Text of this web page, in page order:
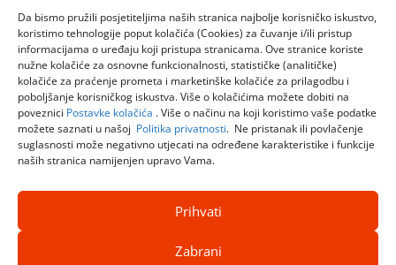
Da bismo pružili posjetiteljima naših stranica najbolje korisničko iskustvo,
koristimo tehnologije poput kolačića (Cookies) za čuvanje i/ili pristup
informacijama o uređaju koji pristupa stranicama. Ove stranice koriste
nužne kolačiće za osnovne funkcionalnosti, statističke (analitičke)
kolačiće za praćenje prometa i marketinške kolačiće za prilagodbu i
poboljšanje korisničkog iskustva. Više o kolačićima možete dobiti na
poveznici Postavke kolačića . Više o načinu na koji koristimo vaše podatke
možete saznati u našoj Politika privatnosti. Ne pristanak ili povlačenje
suglasnosti može negativno utjecati na određene karakteristike i funkcije
naših stranica namijenjen upravo Vama.
Prihvati
Zabrani